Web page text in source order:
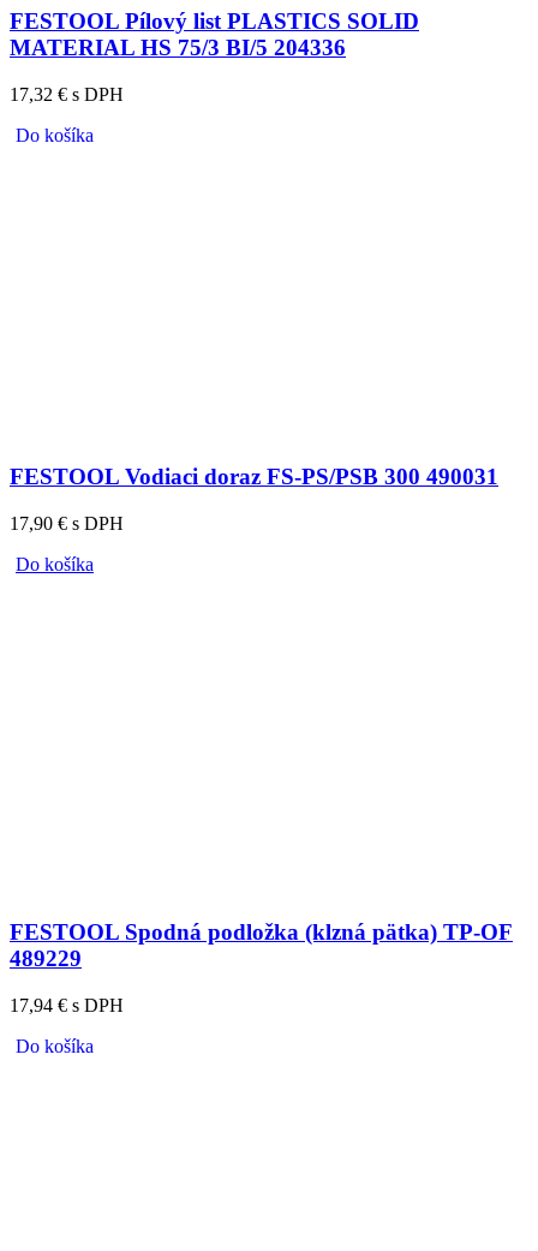
FESTOOL Pílový list PLASTICS SOLID
MATERIAL HS 75/3 BI/5 204336
17,32 € s DPH
Do košíka
FESTOOL Vodiaci doraz FS-PS/PSB 300 490031
17,90 € s DPH
Do košíka
FESTOOL Spodná podložka (klzná pätka) TP-OF
489229
17,94 € s DPH
Do košíka